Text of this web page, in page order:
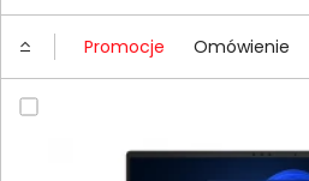
Promocje Omówienie